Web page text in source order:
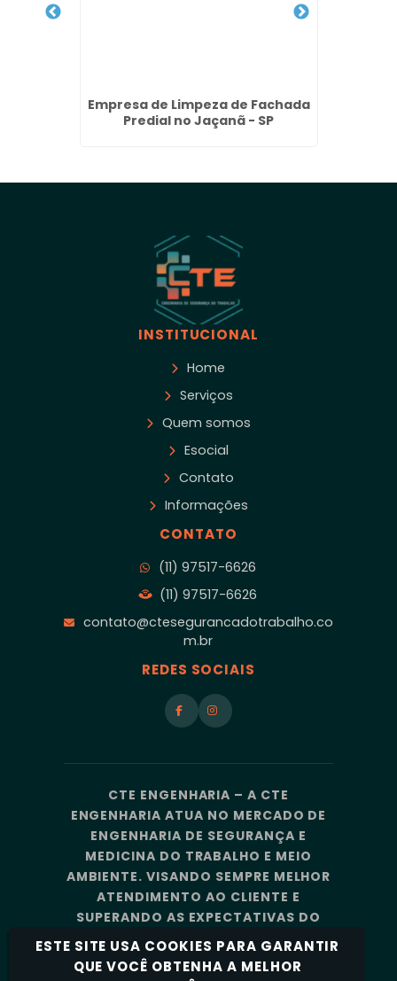
Empresa de Limpeza de Fachada
Predial no Jaçanã - SP
INSTITUCIONAL
Home
Serviços
Quem somos
Esocial
Contato
Informações
CONTATO
(11) 97517-6626
(11) 97517-6626
contato@ctesegurancadotrabalho.co
m.br
REDES SOCIAIS
CTE ENGENHARIA – A CTE
ENGENHARIA ATUA NO MERCADO DE
ENGENHARIA DE SEGURANÇA E
MEDICINA DO TRABALHO E MEIO
AMBIENTE. VISANDO SEMPRE MELHOR
ATENDIMENTO AO CLIENTE E
SUPERANDO AS EXPECTATIVAS DO
MERCADO, A CTE ENGENHARIA
CONTA COM UMA EQUIPE DE
ESTE SITE USA COOKIES PARA GARANTIR
QUE VOCÊ OBTENHA A MELHOR